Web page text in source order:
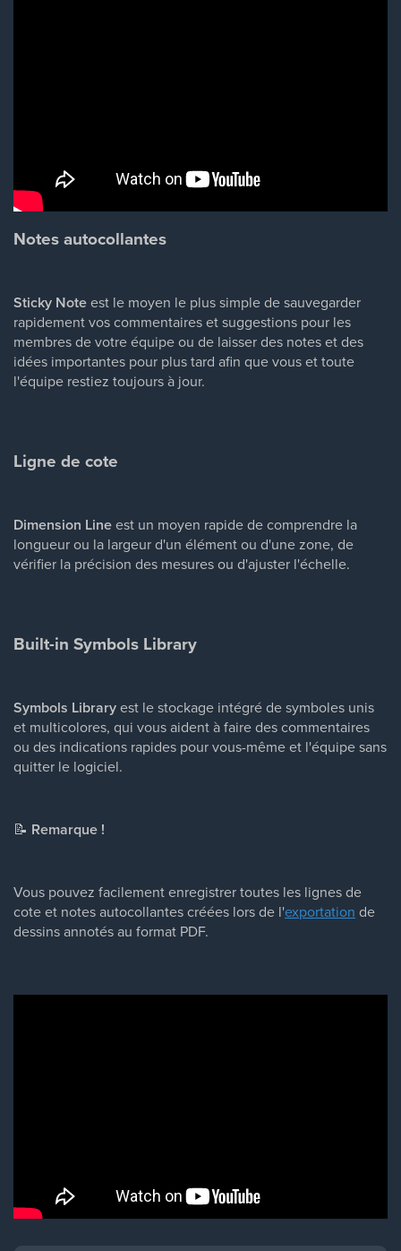
Notes autocollantes
Sticky Noteest le moyen le plus simple de sauvegarder
rapidement vos commentaires et suggestions pour les
membres de votre équipe ou de laisser des notes et des
idées importantes pour plus tard afin que vous et toute
l'équipe restiez toujours à jour.
Ligne de cote
Dimension Lineest un moyen rapide de comprendre la
longueur ou la largeur d'un élément ou d'une zone, de
vérifier la précision des mesures ou d'ajuster l'échelle.
Built-in Symbols Library
Symbols Libraryest le stockage intégré de symboles unis
et multicolores, qui vous aident à faire des commentaires
ou des indications rapides pour vous-même et l'équipe sans
quitter le logiciel.
📝 Remarque !
Vous pouvez facilement enregistrer toutes les lignes de
cote et notes autocollantes créées lors de l'exportation de
dessins annotés au format PDF.